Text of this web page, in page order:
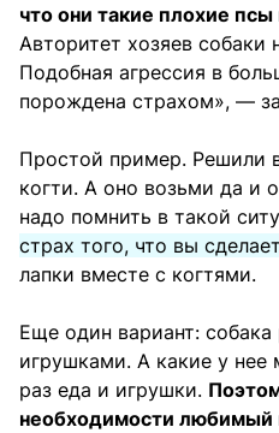
что они такие плохие
Авторитет хозяев собаки
Подобная агрессия в
порождена страхом», —
Простой пример. Решили
когти. А оно возьми да и
надо помнить в такой
страх того, что вы
лапки вместе с когтями.
Еще один вариант:
игрушками. А какие у нее
раз еда и игрушки.
необходимости любимый